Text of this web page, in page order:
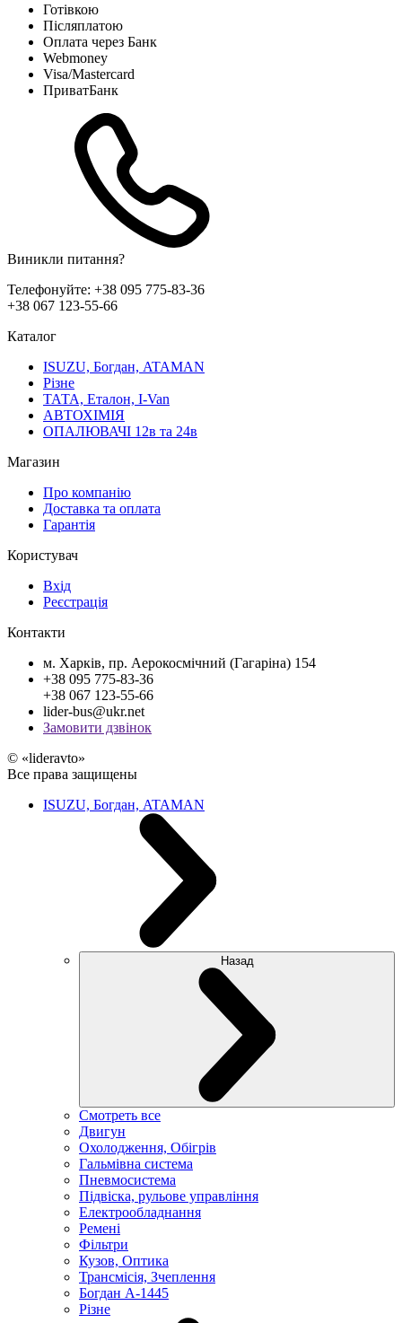
Готівкою
Післяплатою
Оплата через Банк
Webmoney
Visa/Mastercard
ПриватБанк
Виникли питання?
Телефонуйте: +38 095 775-83-36
+38 067 123-55-66
Каталог
ISUZU, Богдан, ATAMAN
Різне
ТАТА, Еталон, I-Van
АВТОХІМІЯ
ОПАЛЮВАЧІ 12в та 24в
Магазин
Про компанію
Доставка та оплата
Гарантія
Користувач
Вхід
Реєстрація
Контакти
м. Харків, пр. Аерокосмічний (Гагаріна) 154
+38 095 775-83-36
+38 067 123-55-66
lider-bus@ukr.net
Замовити дзвінок
© «lideravto»
Все права защищены
ISUZU, Богдан, ATAMAN
Назад
Смотреть все
Двигун
Охолодження, Обігрів
Гальмівна система
Пневмосистема
Підвіска, рульове управління
Електрообладнання
Ремені
Фільтри
Кузов, Оптика
Трансмісія, Зчеплення
Богдан А-1445
Різне